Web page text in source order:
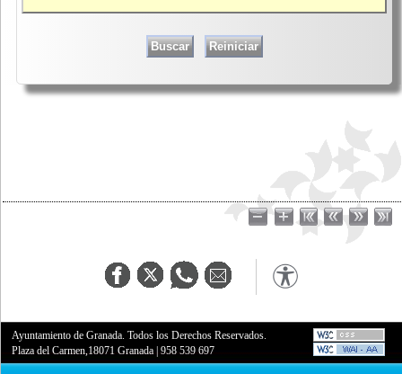
Ayuntamiento de Granada. Todos los Derechos Reservados.
Plaza del Carmen,18071 Granada |958 539 697